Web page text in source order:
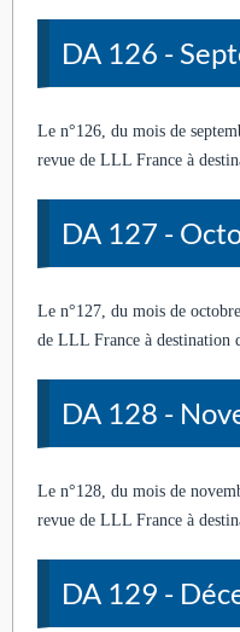
DA 126 -
Le n°126, du mois de
revue de LLL France à
DA 127 -
Le n°127, du mois de
de LLL France à destination
DA 128 -
Le n°128, du mois de
revue de LLL France à
DA 129 -